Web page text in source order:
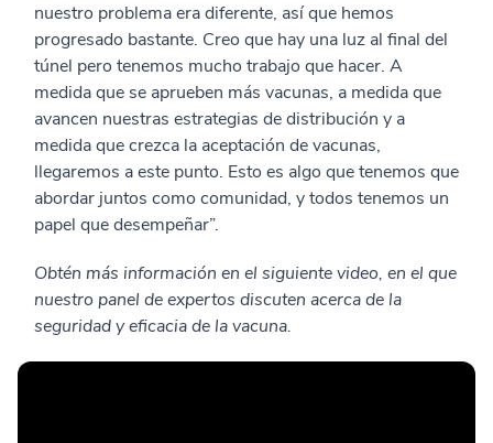
nuestro problema era diferente, así que hemos
progresado bastante. Creo que hay una luz al final del
túnel pero tenemos mucho trabajo que hacer. A
medida que se aprueben más vacunas, a medida que
avancen nuestras estrategias de distribución y a
medida que crezca la aceptación de vacunas,
llegaremos a este punto. Esto es algo que tenemos que
abordar juntos como comunidad, y todos tenemos un
papel que desempeñar”.
Obtén más información en el siguiente video, en el que
nuestro panel de expertos discuten acerca de la
seguridad y eficacia de la vacuna.